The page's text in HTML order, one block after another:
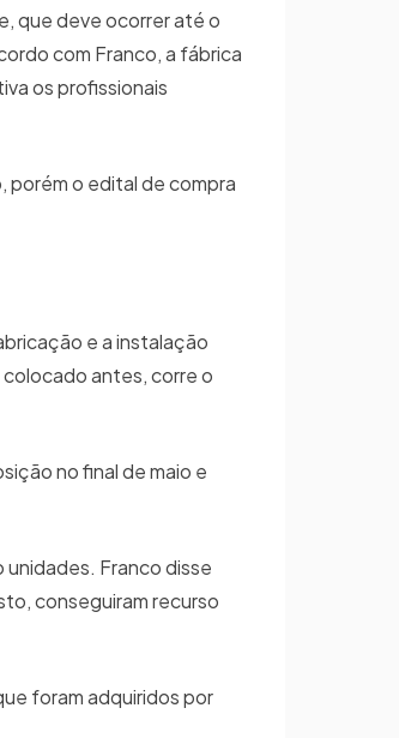
que deve ocorrer até o
com Franco, a fábrica
os profissionais
porém o edital de compra
e a instalação
colocado antes, corre o
no final de maio e
unidades. Franco disse
conseguiram recurso
foram adquiridos por